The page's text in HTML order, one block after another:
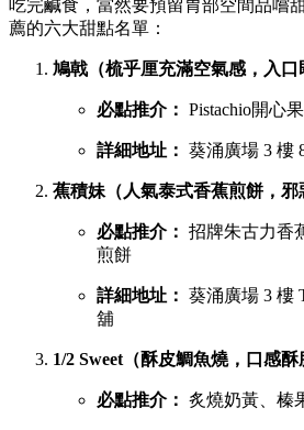
吃完鹹食，當然要預留胃部空間品嚐
薦的六大甜點名單：
鳩戟（梳乎厘充滿空氣感，入口
必點推介： Pistachio開心
詳細地址： 葵涌廣場 3 樓
蕉積妹（人氣泰式香蕉煎餅，邪
必點推介： 招牌朱古力香
煎餅
詳細地址： 葵涌廣場 3 樓
舖
1/2 Sweet（酥皮鯛魚燒，口感酥
必點推介： 炙燒奶黃、榛